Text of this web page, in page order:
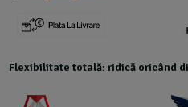
Flexibilitate totală: ridică oricând